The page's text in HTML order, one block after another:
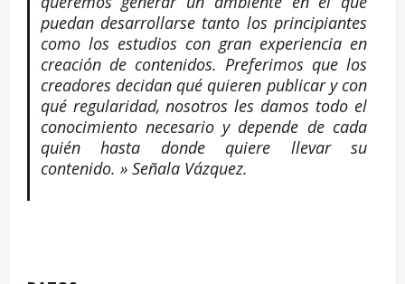
puedan desarrollarse tanto los principiantes
como los estudios con gran experiencia en
creación de contenidos. Preferimos que los
creadores decidan qué quieren publicar y con
qué regularidad, nosotros les damos todo el
conocimiento necesario y depende de cada
quién hasta donde quiere llevar su
contenido. » Señala Vázquez.